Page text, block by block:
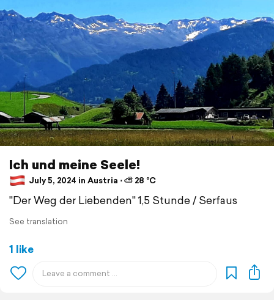
Ich und meine Seele!
July 5, 2024 in Austria ⋅ ⛅ 28 °C
"Der Weg der Liebenden" 1,5 Stunde / Serfaus
See translation
1 like